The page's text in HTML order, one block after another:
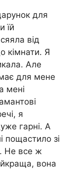
для
їй
від
кімнати. Я
Але
для мене
мені
я
гарні. А
пощастило зі
Не все ж
вона